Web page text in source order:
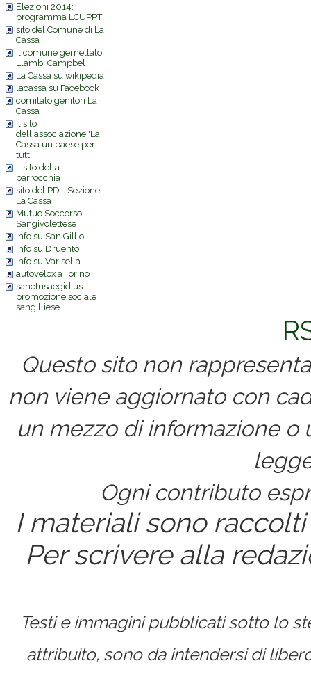
Elezioni 2014:
programma LCUPPT
sito del Comune di La
Cassa
il comune gemellato:
Llambi Campbel
La Cassa su wikipedia
lacassa su Facebook
comitato genitori La
Cassa
il sito
dell'associazione 'La
Cassa un paese per
tutti'
il sito della
parrocchia
sito del PD - Sezione
La Cassa
Mutuo Soccorso
Sangivolettese
Info su San Gillio
Info su Druento
Info su Varisella
autovelox a Torino
sanctusaegidius:
promozione sociale
sangilliese
Questo sito non
non viene aggiornato con
un mezzo di informazione
Ogni contributo
I materiali sono
Per scrivere alla
Testi e immagini pubblicati sotto lo
attribuito, sono da intendersi di